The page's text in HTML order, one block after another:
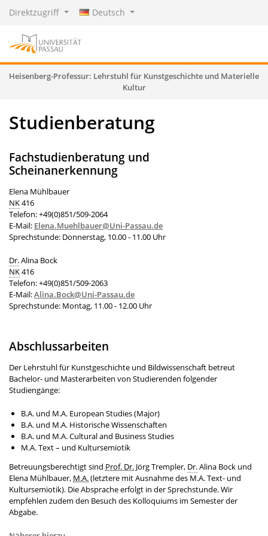
Direktzugriff Deutsch
Heisenberg-Professur: Lehrstuhl für Kunstgeschichte und Materielle
Kultur
Studienberatung
Fachstudienberatung und
Scheinanerkennung
Elena Mühlbauer
NK416
Telefon: +49(0)851/509-2064
E-Mail: Elena.Muehlbauer@Uni-Passau.de
Sprechstunde: Donnerstag, 10.00 - 11.00 Uhr
Dr.Alina Bock
NK416
Telefon: +49(0)851/509-2063
E-Mail:Alina.Bock@Uni-Passau.de
Sprechstunde: Montag, 11.00 - 12.00 Uhr
Abschlussarbeiten
Der Lehrstuhl für Kunstgeschichte und Bildwissenschaft betreut
Bachelor- und Masterarbeiten von Studierenden folgender
Studiengänge:
B.A. und M.A. European Studies (Major)
B.A. und M.A. Historische Wissenschaften
B.A. und M.A.Cultural and Business Studies
M.A. Text – und Kultursemiotik
Betreuungsberechtigt sind Prof. Dr. Jörg Trempler, Dr.Alina Bock und
Elena Mühlbauer, M.A.(letztere mit Ausnahme des M.A. Text- und
Kultursemiotik). Die Absprache erfolgt in der Sprechstunde. Wir
empfehlen zudem den Besuch des Kolloquiums im Semester der
Abgabe.